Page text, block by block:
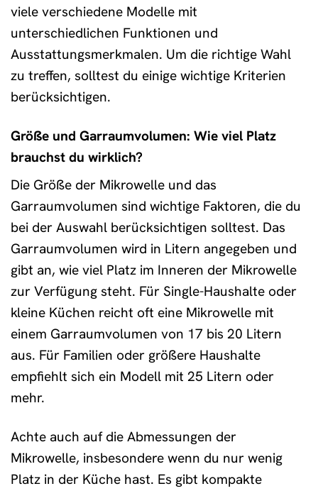
viele verschiedene Modelle mit
unterschiedlichen Funktionen und
Ausstattungsmerkmalen. Um die richtige Wahl
zu treffen, solltest du einige wichtige Kriterien
berücksichtigen.
Größe und Garraumvolumen: Wie viel Platz
brauchst du wirklich?
Die Größe der Mikrowelle und das
Garraumvolumen sind wichtige Faktoren, die du
bei der Auswahl berücksichtigen solltest. Das
Garraumvolumen wird in Litern angegeben und
gibt an, wie viel Platz im Inneren der Mikrowelle
zur Verfügung steht. Für Single-Haushalte oder
kleine Küchen reicht oft eine Mikrowelle mit
einem Garraumvolumen von 17 bis 20 Litern
aus. Für Familien oder größere Haushalte
empfiehlt sich ein Modell mit 25 Litern oder
mehr.
Achte auch auf die Abmessungen der
Mikrowelle, insbesondere wenn du nur wenig
Platz in der Küche hast. Es gibt kompakte